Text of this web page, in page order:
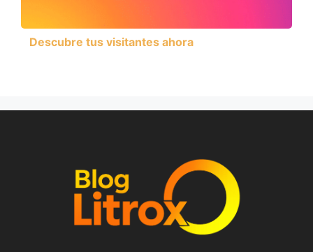
Descubre tus visitantes ahora